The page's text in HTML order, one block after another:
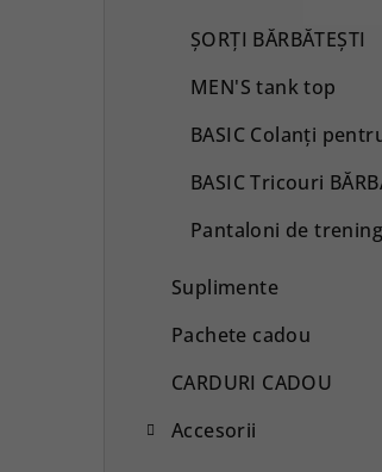
ȘORȚI BĂRBĂTEȘTI
MEN'S tank top
BASIC Colanți
BASIC Tricouri
Pantaloni de
Suplimente
Pachete cadou
CARDURI CADOU
Accesorii